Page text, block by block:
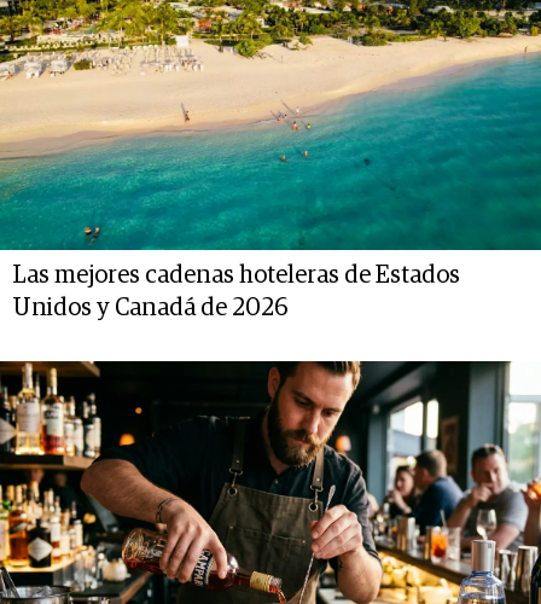
Las mejores cadenas hoteleras de Estados
Unidos y Canadá de 2026